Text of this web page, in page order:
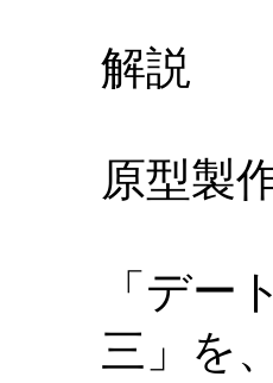
解説
原型製
「デー
三」を